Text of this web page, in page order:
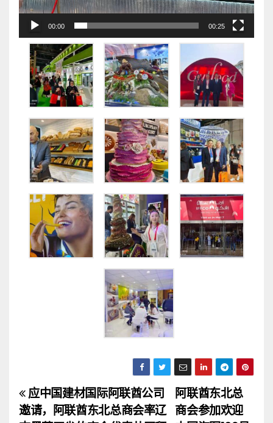
00:00 00:25
文
阿联酋东北总
商会参加欢迎
应中国建材国际阿联酋公司
邀请，阿联酋东北总商会率辽